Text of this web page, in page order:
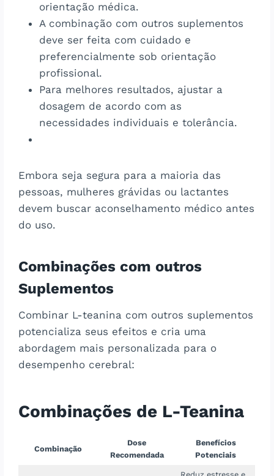
orientação médica.
A combinação com outros suplementos
deve ser feita com cuidado e
preferencialmente sob orientação
profissional.
Para melhores resultados, ajustar a
dosagem de acordo com as
necessidades individuais e tolerância.
Embora seja segura para a maioria das
pessoas, mulheres grávidas ou lactantes
devem buscar aconselhamento médico antes
do uso.
Combinações com outros
Suplementos
Combinar L-teanina com outros suplementos
potencializa seus efeitos e cria uma
abordagem mais personalizada para o
desempenho cerebral:
Combinações de L-Teanina
Combinação
Dose
Recomendada
Benefícios
Potenciais